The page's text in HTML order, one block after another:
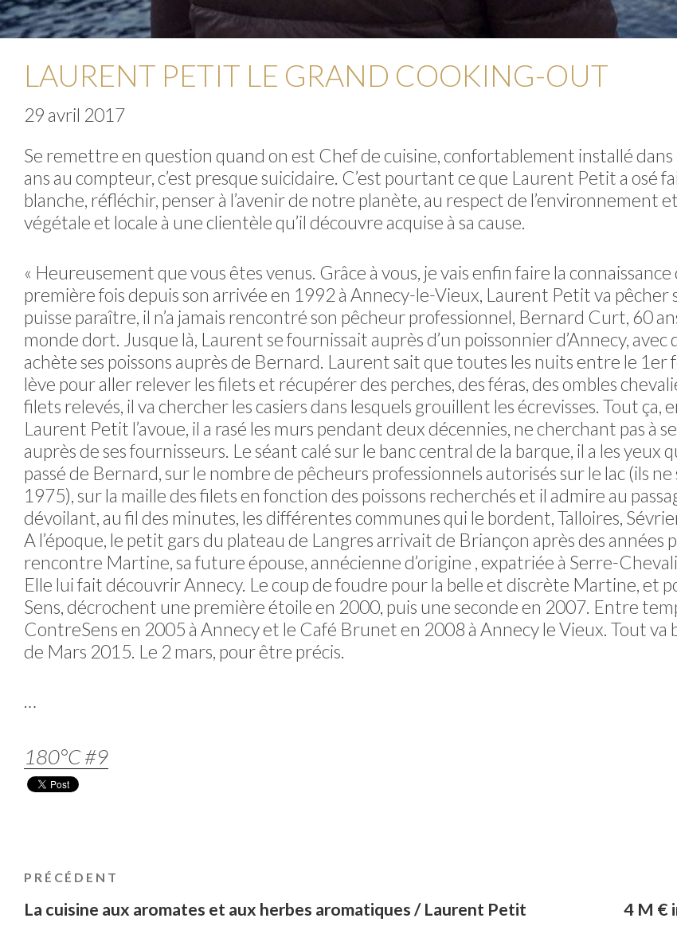
LAURENT PETIT LE GRAND COOKING-OUT
29 avril 2017
Se remettre en question quand on est Chef de cuisine, confortablement installé
ans au compteur, c’est presque suicidaire. C’est pourtant ce que Laurent Petit a
blanche, réfléchir, penser à l’avenir de notre planète, au respect de l’environnement
végétale et locale à une clientèle qu’il découvre acquise à sa cause.
« Heureusement que vous êtes venus. Grâce à vous, je vais enfin faire la
première fois depuis son arrivée en 1992 à Annecy-le-Vieux, Laurent Petit va pêcher
puisse paraître, il n’a jamais rencontré son pêcheur professionnel, Bernard Curt, 60
monde dort. Jusque là, Laurent se fournissait auprès d’un poissonnier d’Annecy,
achète ses poissons auprès de Bernard. Laurent sait que toutes les nuits entre le
lève pour aller relever les filets et récupérer des perches, des féras, des ombles
filets relevés, il va chercher les casiers dans lesquels grouillent les écrevisses. Tout
Laurent Petit l’avoue, il a rasé les murs pendant deux décennies, ne cherchant pas à
auprès de ses fournisseurs. Le séant calé sur le banc central de la barque, il a les
passé de Bernard, sur le nombre de pêcheurs professionnels autorisés sur le lac (ils
1975), sur la maille des filets en fonction des poissons recherchés et il admire au
dévoilant, au fil des minutes, les différentes communes qui le bordent, Talloires,
A l’époque, le petit gars du plateau de Langres arrivait de Briançon après des années
rencontre Martine, sa future épouse, annécienne d’origine , expatriée à Serre-
Elle lui fait découvrir Annecy. Le coup de foudre pour la belle et discrète Martine, et
Sens, décrochent une première étoile en 2000, puis une seconde en 2007. Entre
ContreSens en 2005 à Annecy et le Café Brunet en 2008 à Annecy le Vieux. Tout va
de Mars 2015. Le 2 mars, pour être précis.
…
180°C #9
NAVIGATION
DE
Article
précédent
PRÉCÉDENT
La cuisine aux aromates et aux herbes aromatiques / Laurent Petit
4 M €